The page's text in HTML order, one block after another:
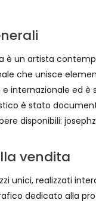
è un artista
che unisce
internazionale ed è
è stato
disponibili:
vendita
unici, realizzati
dedicato alla